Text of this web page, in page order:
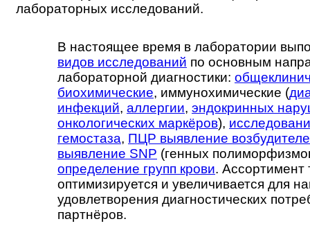
лабораторных исследований.
В настоящее время в лаборатории
видов исследований по основным
лабораторной диагностики:
биохимические, иммунохимические (
инфекций, аллергии, эндокринных
онкологических маркёров),
гемостаза, ПЦР выявление
выявление SNP (генных
определение групп крови. Ассортимент
оптимизируется и увеличивается для
удовлетворения диагностических
партнёров.